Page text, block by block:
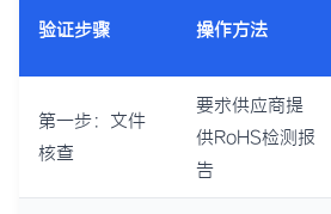
验证步骤 操作方法
第一步：文件
核查
要求供应商提
供RoHS检测报
告